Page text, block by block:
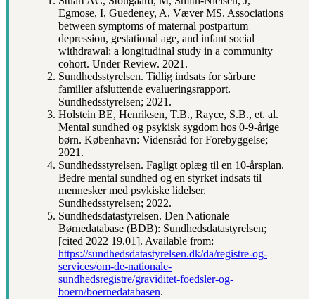
Egmose, I, Guedeney, A, Væver MS. Associations
between symptoms of maternal postpartum
depression, gestational age, and infant social
withdrawal: a longitudinal study in a community
cohort. Under Review. 2021.
Sundhedsstyrelsen. Tidlig indsats for sårbare
familier afsluttende evalueringsrapport.
Sundhedsstyrelsen; 2021.
Holstein BE, Henriksen, T.B., Rayce, S.B., et. al.
Mental sundhed og psykisk sygdom hos 0-9-årige
børn. København: Vidensråd for Forebyggelse;
2021.
Sundhedsstyrelsen. Fagligt oplæg til en 10-årsplan.
Bedre mental sundhed og en styrket indsats til
mennesker med psykiske lidelser.
Sundhedsstyrelsen; 2022.
Sundhedsdatastyrelsen. Den Nationale
Børnedatabase (BDB): Sundhedsdatastyrelsen;
[cited 2022 19.01]. Available from:
https://sundhedsdatastyrelsen.dk/da/registre-og-
services/om-de-nationale-
sundhedsregistre/graviditet-foedsler-og-
boern/boernedatabasen.